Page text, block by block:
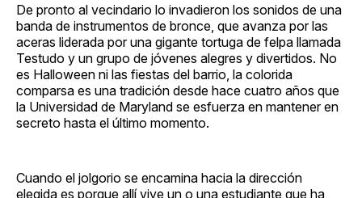
De pronto al vecindario lo invadieron los sonidos de una
banda de instrumentos de bronce, que avanza por las
aceras liderada por una gigante tortuga de felpa llamada
Testudo y un grupo de jóvenes alegres y divertidos. No
es Halloween ni las fiestas del barrio, la colorida
comparsa es una tradición desde hace cuatro años que
la Universidad de Maryland se esfuerza en mantener en
secreto hasta el último momento.
Cuando el jolgorio se encamina hacia la dirección
elegida es porque allí vive un o una estudiante que ha